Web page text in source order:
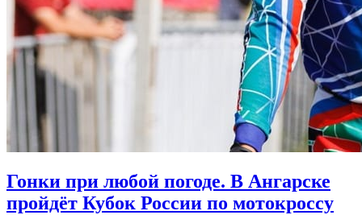
Гонки при любой погоде. В Ангарске
пройдёт Кубок России по мотокроссу